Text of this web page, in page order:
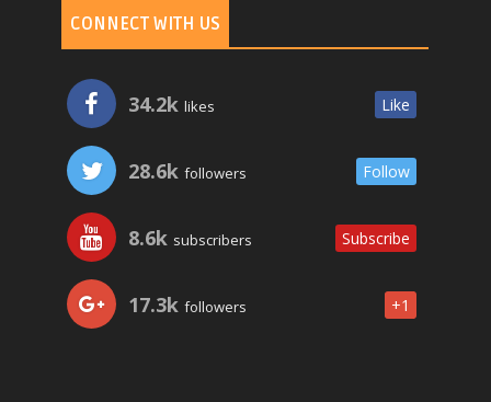
CONNECT WITH US
34.2k likes Like
28.6k followers Follow
8.6k subscribers Subscribe
17.3k followers +1